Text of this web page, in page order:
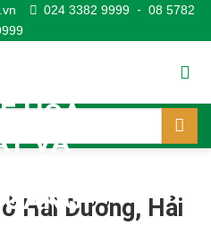
024 3382 9999 - 08 5782
Hải Dương, Hải